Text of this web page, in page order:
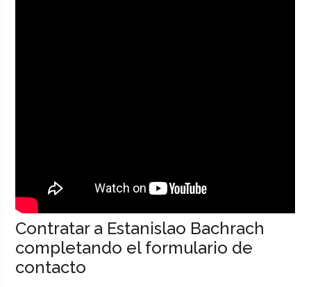
Contratar a Estanislao Bachrach
completando el formulario de
contacto